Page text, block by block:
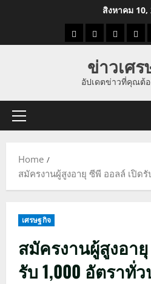
สิงหาคม 10,
ราคาแนว
ราคา
ทอง
ข่าว
นี้
ข่าว
ข่าวเศ
อัปเดตข่าวที่คุณต้
Primary
Home
สมัครงานผู้สูงอายุ ซีพี ออลล์ เปิด
เศรษฐกิจ
สมัครงานผู้สูงอา
รับ 1,000 อัตราทั่